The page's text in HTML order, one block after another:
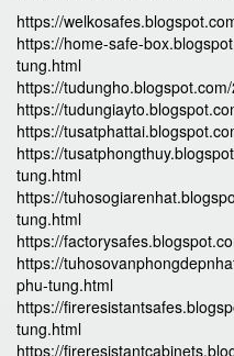
https://
https://home-safe-
tung.html
https://
https://
https://
https://
tung.html
https://
tung.html
https://
https://
phu-tung.html
https://
tung.html
https://